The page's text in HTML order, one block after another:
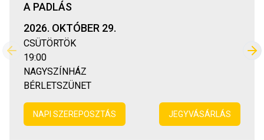
A PADLÁS
2026. OKTÓBER 29.
CSÜTÖRTÖK
19:00
NAGYSZÍNHÁZ
BÉRLETSZÜNET
NAPI SZEREPOSZTÁS JEGYVÁSÁRLÁS
Előző